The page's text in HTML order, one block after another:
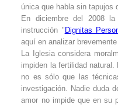
única que habla sin tapujos
En diciembre del 2008
instrucción " Dignitas
aquí en analizar
La Iglesia considera
impiden la fertilidad natural.
no es sólo que las
investigación. Nadie duda
amor no impide que en su